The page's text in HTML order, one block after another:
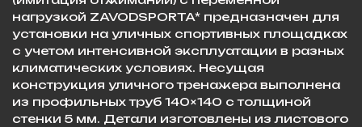
нагрузкой ZAVODSPORTA* предназначен для
установки на уличных спортивных площадках
с учетом интенсивной эксплуатации в разных
климатических условиях. Несущая
конструкция уличного тренажера выполнена
из профильных труб 140×140 с толщиной
стенки 5 мм. Детали изготовлены из листового